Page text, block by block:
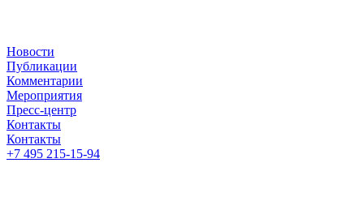
Новости
Публикации
Комментарии
Мероприятия
Пресс-центр
Контакты
Контакты
+7 495 215-15-94